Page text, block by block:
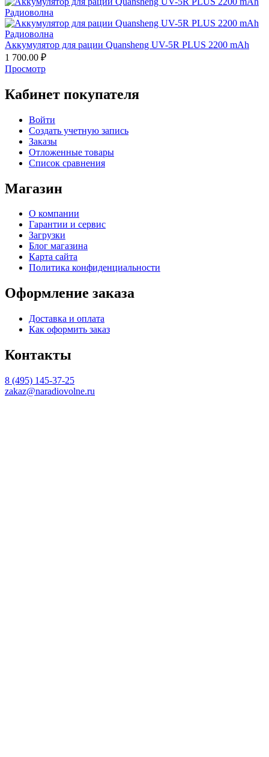
Аккумулятор для рации Quansheng UV-5R PLUS 2200 mAh
1 700.00 ₽
Просмотр
Кабинет покупателя
Войти
Создать учетную запись
Заказы
Отложенные товары
Список сравнения
Магазин
О компании
Гарантии и сервис
Загрузки
Блог магазина
Карта сайта
Политика конфиденциальности
Оформление заказа
Доставка и оплата
Как оформить заказ
Контакты
8 (495) 145-37-25
zakaz@naradiovolne.ru